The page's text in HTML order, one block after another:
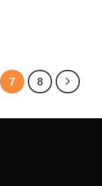
7 8